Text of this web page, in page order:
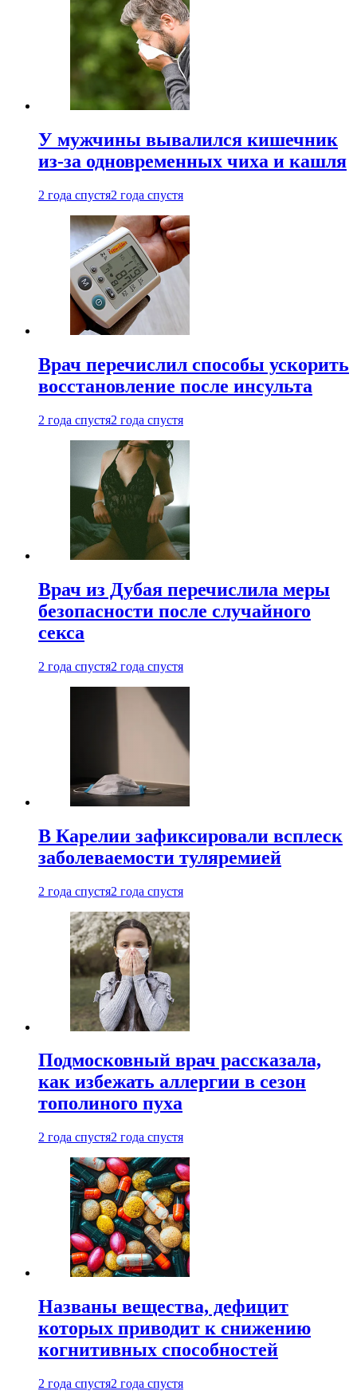
У мужчины вывалился кишечник
из-за одновременных чиха и кашля
2 года спустя2 года спустя
Врач перечислил способы ускорить
восстановление после инсульта
2 года спустя2 года спустя
Врач из Дубая перечислила меры
безопасности после случайного
секса
2 года спустя2 года спустя
В Карелии зафиксировали всплеск
заболеваемости туляремией
2 года спустя2 года спустя
Подмосковный врач рассказала,
как избежать аллергии в сезон
тополиного пуха
2 года спустя2 года спустя
Названы вещества, дефицит
которых приводит к снижению
когнитивных способностей
2 года спустя2 года спустя